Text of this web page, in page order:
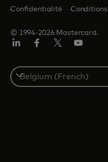
© 1994-2026 Mastercard.
Confidentialité Conditions
Select
a
country